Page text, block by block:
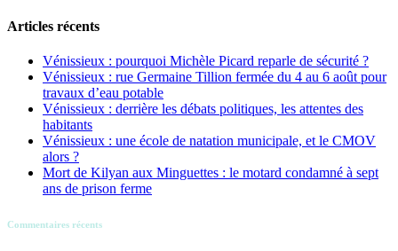
Articles récents
Vénissieux : pourquoi Michèle Picard reparle de sécurité ?
Vénissieux : rue Germaine Tillion fermée du 4 au 6 août pour
travaux d’eau potable
Vénissieux : derrière les débats politiques, les attentes des
habitants
Vénissieux : une école de natation municipale, et le CMOV
alors ?
Mort de Kilyan aux Minguettes : le motard condamné à sept
ans de prison ferme
Commentaires récents